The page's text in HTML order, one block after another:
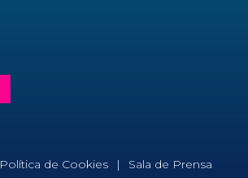
Política de Cookies Sala de Prensa